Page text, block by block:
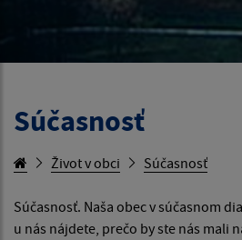
Súčasnosť
Život v obci Súčasnosť
Súčasnosť. Naša obec v súčasnom
u nás nájdete, prečo by ste nás mali